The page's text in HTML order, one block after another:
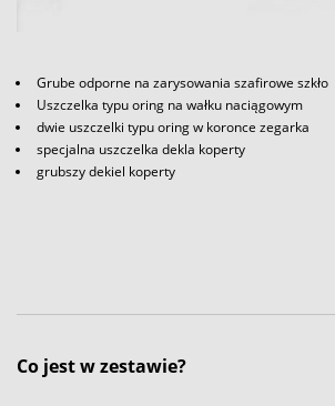
Grube odporne na zarysowania szafirowe szkło
Uszczelka typu oring na wałku naciągowym
dwie uszczelki typu oring w koronce zegarka
specjalna uszczelka dekla koperty
grubszy dekiel koperty
Co jest w zestawie?